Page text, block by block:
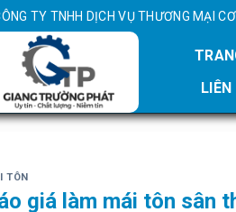
TY TNHH DỊCH VỤ THƯƠNG MẠI
LIÊN
TÔN
giá làm mái tôn sân